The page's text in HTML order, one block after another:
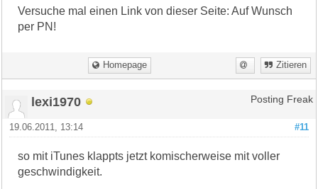
Versuche mal einen Link von dieser Seite: Auf Wunsch
per PN!
Homepage Zitieren
lexi1970 Posting Freak
#11
19.06.2011, 13:14
so mit iTunes klappts jetzt komischerweise mit voller
geschwindigkeit.